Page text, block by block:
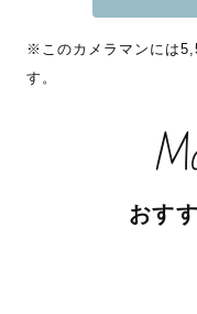
心を込めて撮影させて
撮影が初めて、人見知
という方もご安心くだ
一緒に楽しい時間に
※このカメラマンには
す。
おす